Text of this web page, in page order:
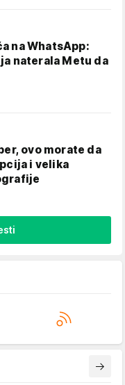
na WhatsApp:
naterala Metu da
ovo morate da
i velika